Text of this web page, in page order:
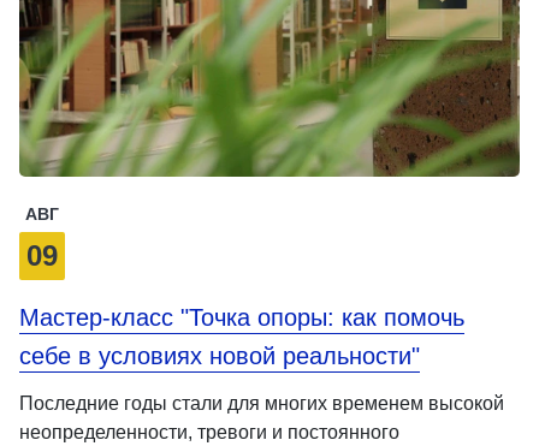
АВГ
09
Мастер-класс "Точка опоры: как помочь
себе в условиях новой реальности"
Последние годы стали для многих временем высокой
неопределенности, тревоги и постоянного